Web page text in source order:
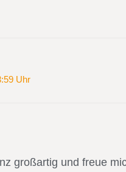
Uhr
großartig und freue